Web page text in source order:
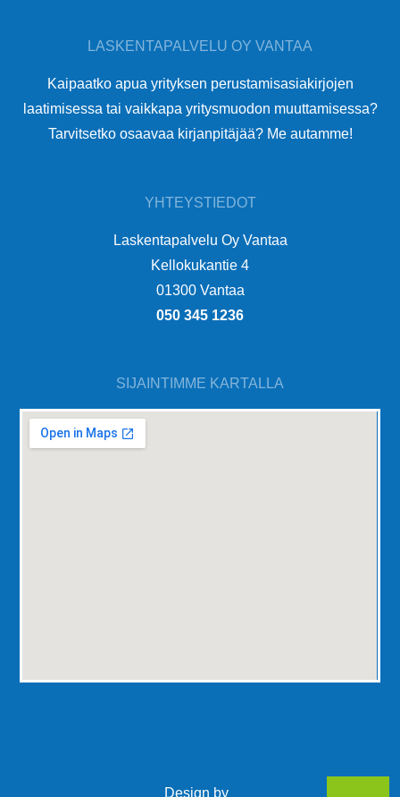
LASKENTAPALVELU OY VANTAA
Kaipaatko apua yrityksen perustamisasiakirjojen
laatimisessa tai vaikkapa yritysmuodon muuttamisessa?
Tarvitsetko osaavaa kirjanpitäjää? Me autamme!
YHTEYSTIEDOT
Laskentapalvelu Oy Vantaa
Kellokukantie 4
01300 Vantaa
050 345 1236
SIJAINTIMME KARTALLA
Design by